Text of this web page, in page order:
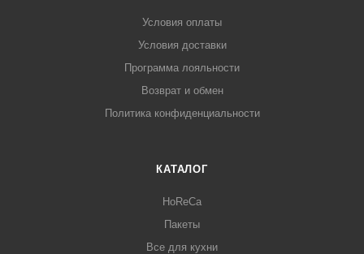
Условия оплаты
Условия доставки
Программа лояльности
Возврат и обмен
Политика конфиденциальности
КАТАЛОГ
HoReCa
Пакеты
Все для кухни